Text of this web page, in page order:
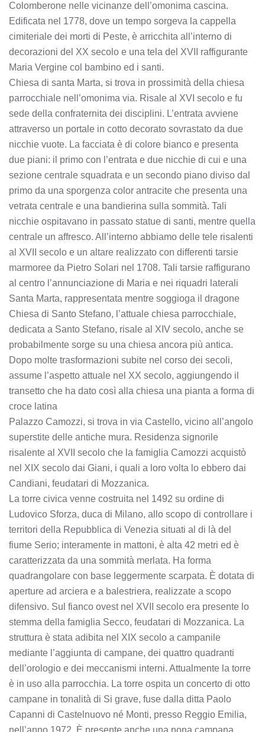
Colomberone nelle vicinanze dell’omonima cascina.
Edificata nel 1778, dove un tempo sorgeva la cappella
cimiteriale dei morti di Peste, è arricchita all’interno di
decorazioni del XX secolo e una tela del XVII raffigurante
Maria Vergine col bambino ed i santi.
Chiesa di santa Marta, si trova in prossimità della chiesa
parrocchiale nell’omonima via. Risale al XVI secolo e fu
sede della confraternita dei disciplini. L’entrata avviene
attraverso un portale in cotto decorato sovrastato da due
nicchie vuote. La facciata è di colore bianco e presenta
due piani: il primo con l’entrata e due nicchie di cui e una
sezione centrale squadrata e un secondo piano diviso dal
primo da una sporgenza color antracite che presenta una
vetrata centrale e una bandierina sulla sommità. Tali
nicchie ospitavano in passato statue di santi, mentre quella
centrale un affresco. All’interno abbiamo delle tele risalenti
al XVII secolo e un altare realizzato con differenti tarsie
marmoree da Pietro Solari nel 1708. Tali tarsie raffigurano
al centro l’annunciazione di Maria e nei riquadri laterali
Santa Marta, rappresentata mentre soggioga il dragone
Chiesa di Santo Stefano, l’attuale chiesa parrocchiale,
dedicata a Santo Stefano, risale al XIV secolo, anche se
probabilmente sorge su una chiesa ancora più antica.
Dopo molte trasformazioni subite nel corso dei secoli,
assume l’aspetto attuale nel XX secolo, aggiungendo il
transetto che ha dato così alla chiesa una pianta a forma di
croce latina
Palazzo Camozzi, si trova in via Castello, vicino all’angolo
superstite delle antiche mura. Residenza signorile
risalente al XVII secolo che la famiglia Camozzi acquistò
nel XIX secolo dai Giani, i quali a loro volta lo ebbero dai
Candiani, feudatari di Mozzanica.
La torre civica venne costruita nel 1492 su ordine di
Ludovico Sforza, duca di Milano, allo scopo di controllare i
territori della Repubblica di Venezia situati al di là del
fiume Serio; interamente in mattoni, è alta 42 metri ed è
caratterizzata da una sommità merlata. Ha forma
quadrangolare con base leggermente scarpata. È dotata di
aperture ad arciera e a balestriera, realizzate a scopo
difensivo. Sul fianco ovest nel XVII secolo era presente lo
stemma della famiglia Secco, feudatari di Mozzanica. La
struttura è stata adibita nel XIX secolo a campanile
mediante l’aggiunta di campane, dei quattro quadranti
dell’orologio e dei meccanismi interni. Attualmente la torre
è in uso alla parrocchia. La torre ospita un concerto di otto
campane in tonalità di Si grave, fuse dalla ditta Paolo
Capanni di Castelnuovo né Monti, presso Reggio Emilia,
nell’anno 1972. È presente anche una nona campana,